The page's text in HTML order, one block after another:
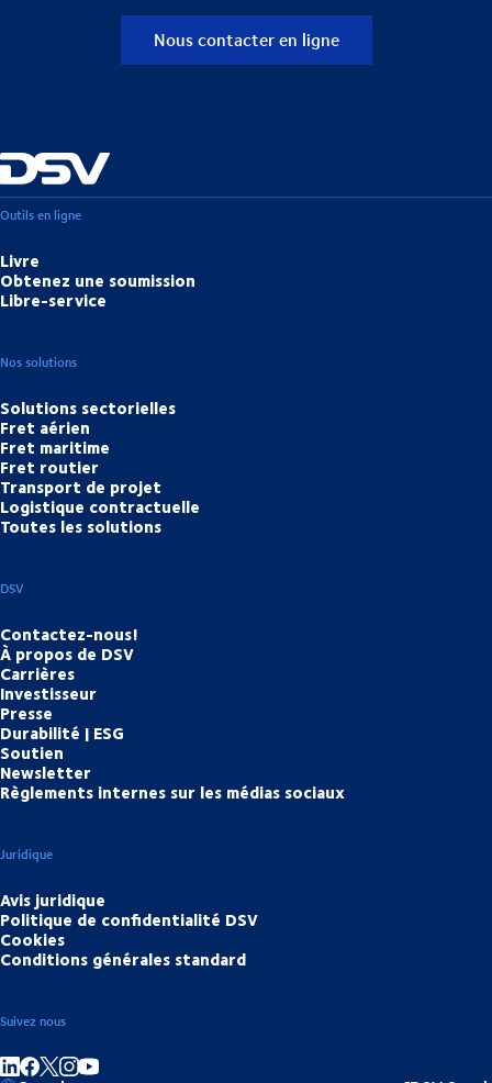
Nous contacter en ligne
Outils en ligne
Livre
Obtenez une soumission
Libre-service
Nos solutions
Solutions sectorielles
Fret aérien
Fret maritime
Fret routier
Transport de projet
Logistique contractuelle
Toutes les solutions
DSV
Contactez-nous!
À propos de DSV
Carrières
Investisseur
Presse
Durabilité | ESG
Soutien
Newsletter
Règlements internes sur les médias sociaux
Juridique
Avis juridique
Politique de confidentialité DSV
Cookies
Conditions générales standard
Suivez nous